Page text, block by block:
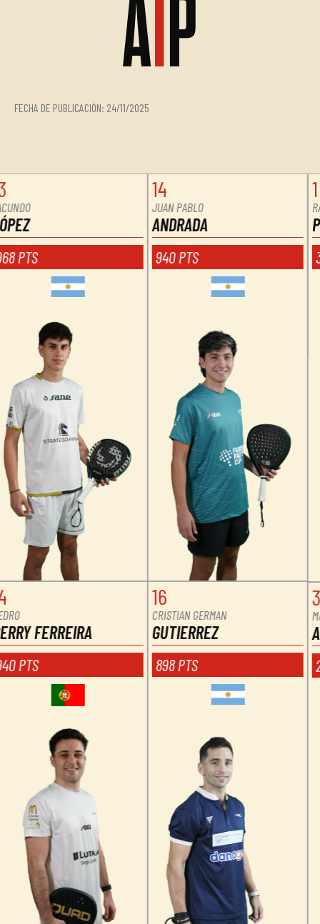
A P
FECHA DE PUBLICACIÓN: 24/11/2025
RAMIRO
PEREYRA
1
3270 PTS
JUAN IGNACIO
DE PASCUAL
1
3270 PTS
MAXIMILIANO
ARCE SIMO
3
2620 PTS
FRANCO
DAL BIANCO
3
2620 PTS